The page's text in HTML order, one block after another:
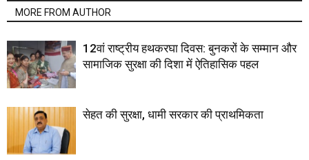
MORE FROM AUTHOR
12वां राष्ट्रीय हथकरघा दिवस: बुनकरों के सम्मान और
सामाजिक सुरक्षा की दिशा में ऐतिहासिक पहल
सेहत की सुरक्षा, धामी सरकार की प्राथमिकता